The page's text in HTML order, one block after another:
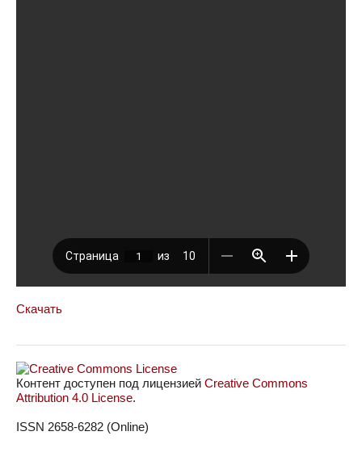
Скачать
Контент доступен под лицензией Creative Commons
Attribution 4.0 License.
ISSN 2658-6282 (Online)